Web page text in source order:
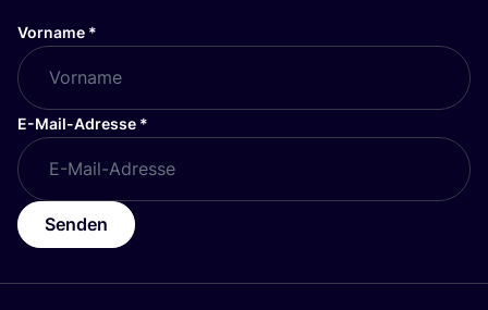
Vorname *
E-Mail-Adresse *
Senden